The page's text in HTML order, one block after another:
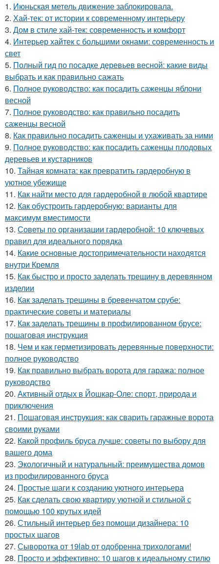
1. Июньская метель движение заблокировала.
2. Хай-тек: от истории к современному интерьеру
3. Дом в стиле хай-тек: современность и комфорт
4. Интерьер хайтек с большими окнами: современность и
свет
5. Полный гид по посадке деревьев весной: какие виды
выбрать и как правильно сажать
6. Полное руководство: как посадить саженцы яблони
весной
7. Полное руководство: как правильно посадить
саженцы весной
8. Как правильно посадить саженцы и ухаживать за ними
9. Полное руководство: как посадить саженцы плодовых
деревьев и кустарников
10. Тайная комната: как превратить гардеробную в
уютное убежище
11. Как найти место для гардеробной в любой квартире
12. Как обустроить гардеробную: варианты для
максимум вместимости
13. Советы по организации гардеробной: 10 ключевых
правил для идеального порядка
14. Какие основные достопримечательности находятся
внутри Кремля
15. Как быстро и просто заделать трещину в деревянном
изделии
16. Как заделать трещины в бревенчатом срубе:
практические советы и материалы
17. Как заделать трещины в профилированном брусе:
пошаговая инструкция
18. Чем и как герметизировать деревянные поверхности:
полное руководство
19. Как правильно выбрать ворота для гаража: полное
руководство
20. Активный отдых в Йошкар-Оле: спорт, природа и
приключения
21. Пошаговая инструкция: как сварить гаражные ворота
своими руками
22. Какой профиль бруса лучше: советы по выбору для
вашего дома
23. Экологичный и натуральный: преимущества домов
из профилированного бруса
24. Простые шаги к созданию уютного интерьера
25. Как сделать свою квартиру уютной и стильной с
помощью 100 крутых идей
26. Стильный интерьер без помощи дизайнера: 10
простых шагов
27. Сыворотка от 19lab от одобренна трихологами!
28. Просто и эффективно: 10 шагов к идеальному стилю